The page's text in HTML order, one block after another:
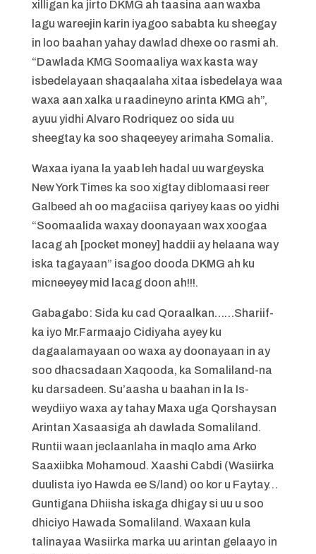
xilligan ka jirto DKMG ah taasina aan waxba
lagu wareejin karin iyagoo sababta ku sheegay
in loo baahan yahay dawlad dhexe oo rasmi ah.
“Dawlada KMG Soomaaliya wax kasta way
isbedelayaan shaqaalaha xitaa isbedelaya waa
waxa aan xalka u raadineyno arinta KMG ah”,
ayuu yidhi Alvaro Rodriquez oo sida uu
sheegtay ka soo shaqeeyey arimaha Somalia.
Waxaa iyana la yaab leh hadal uu wargeyska
New York Times ka soo xigtay diblomaasi reer
Galbeed ah oo magaciisa qariyey kaas oo yidhi
“Soomaalida waxay doonayaan wax xoogaa
lacag ah [pocket money] haddii ay helaana way
iska tagayaan” isagoo dooda DKMG ah ku
micneeyey mid lacag doon ah!!!.
Gabagabo: Sida ku cad Qoraalkan……Shariif-
ka iyo Mr.Farmaajo Cidiyaha ayey ku
dagaalamayaan oo waxa ay doonayaan in ay
soo dhacsadaan Xaqooda, ka Somaliland-na
ku darsadeen. Su’aasha u baahan in la Is-
weydiiyo waxa ay tahay Maxa uga Qorshaysan
Arintan Xasaasiga ah dawlada Somaliland.
Runtii waan jeclaanlaha in maqlo ama Arko
Saaxiibka Mohamoud. Xaashi Cabdi (Wasiirka
duulista iyo Hawda ee S/land) oo kor u Faytay…
Guntigana Dhiisha iskaga dhigay si uu u soo
dhiciyo Hawada Somaliland. Waxaan kula
talinayaa Wasiirka marka uu arintan gelaayo in